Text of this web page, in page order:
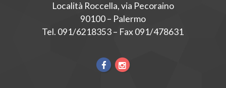
Località Roccella, via Pecoraino
90100 – Palermo
Tel. 091/6218353 – Fax 091/478631